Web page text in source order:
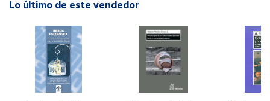
Lo último de este vendedor